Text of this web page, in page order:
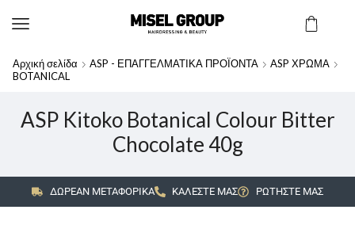
Αρχική σελίδα ASP - ΕΠΑΓΓΕΛΜΑΤΙΚΑ ΠΡΟΪΟΝΤΑ
ASP ΧΡΩΜΑ
BOTANICAL
ASP Kitoko Botanical Colour Bitter
Chocolate 40g
ΔΩΡΕΑΝ ΜΕΤΑΦΟΡΙΚΑ ΚΑΛΕΣΤΕ ΜΑΣ ΡΩΤΗΣΤΕ ΜΑΣ